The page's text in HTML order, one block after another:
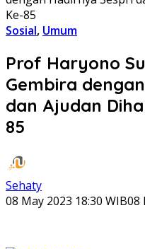
Ke-85
Sosial, Umum
Prof Haryono
Gembira
dan Ajudan
85
Sehaty
08 May 2023 18:30 WIB08